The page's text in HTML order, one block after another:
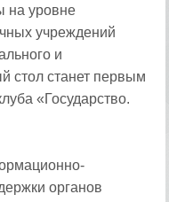
на уровне
учреждений
и
стол станет первым
«Государство.
органов